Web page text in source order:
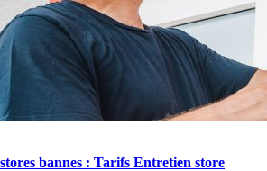
bannes : Tarifs Entretien store